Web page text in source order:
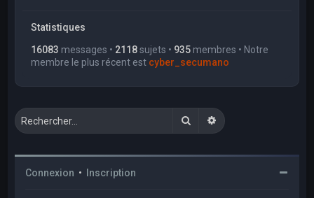
Statistiques
16083 messages • 2118sujets • 935 membres • Notre
membre le plus récent est cyber_secumano
RechercherRecherche avancée
Connexion • Inscription